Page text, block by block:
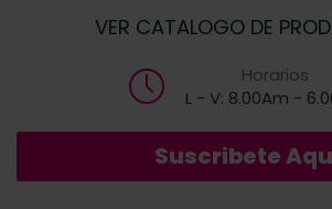
VER CATALOGO DE
Horarios
L - V: 8.00Am -
Suscribete